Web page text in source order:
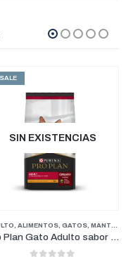
SALE
Hill’s Science Diet Kitten – Mantenimiento para Gatitos 7lb
0out of 5